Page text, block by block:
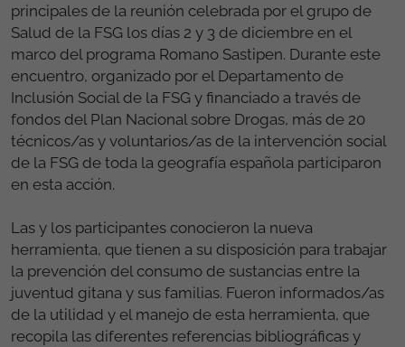
principales de la reunión celebrada por el grupo de
Salud de la FSG los días 2 y 3 de diciembre en el
marco del programa Romano Sastipen. Durante este
encuentro, organizado por el Departamento de
Inclusión Social de la FSG y financiado a través de
fondos del Plan Nacional sobre Drogas, más de 20
técnicos/as y voluntarios/as de la intervención social
de la FSG de toda la geografía española participaron
en esta acción.
Las y los participantes conocieron la nueva
herramienta, que tienen a su disposición para trabajar
la prevención del consumo de sustancias entre la
juventud gitana y sus familias. Fueron informados/as
de la utilidad y el manejo de esta herramienta, que
recopila las diferentes referencias bibliográficas y